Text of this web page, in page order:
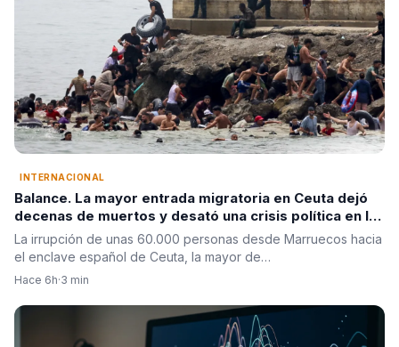
INTERNACIONAL
Balance. La mayor entrada migratoria en Ceuta dejó
decenas de muertos y desató una crisis política en la
Unión Europea
La irrupción de unas 60.000 personas desde Marruecos hacia
el enclave español de Ceuta, la mayor de…
Hace 6h·3 min